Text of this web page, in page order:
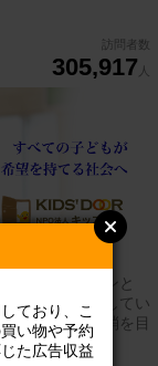
訪問者数
305,917 人
」をミッションと
の支援活動をしてい
困の連鎖の解消を目
ており、こ
い物や予約
た広告収益